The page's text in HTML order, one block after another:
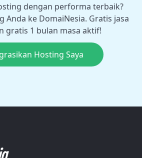
dengan performa terbaik?
Anda ke DomaiNesia. Gratis jasa
gratis 1 bulan masa aktif!
Hosting Saya